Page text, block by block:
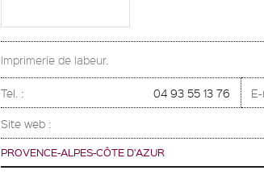
Imprimerie de labeur.
Tel. : 04 93 55 13 76
Site web :
PROVENCE-ALPES-CÔTE D'AZUR